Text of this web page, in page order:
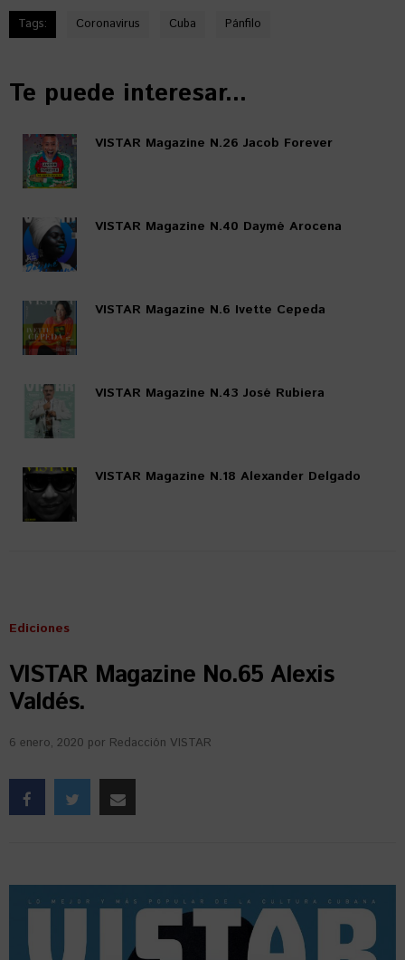
Tags: Coronavirus Cuba Pánfilo
Te puede interesar...
VISTAR Magazine N.26 Jacob Forever
VISTAR Magazine N.40 Daymé Arocena
VISTAR Magazine N.6 Ivette Cepeda
VISTAR Magazine N.43 José Rubiera
VISTAR Magazine N.18 Alexander Delgado
Ediciones
VISTAR Magazine No.65 Alexis
Valdés.
6 enero, 2020 por Redacción VISTAR